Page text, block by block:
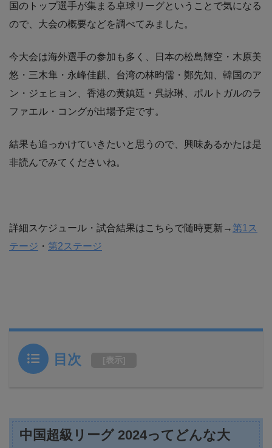
国のトップ選手が集まる卓球リーグということで気になる
ので、大会の概要などを調べてみました。
今大会は海外選手の参加も多く、日本の松島輝空・木原美
悠・三木隼・永峰佳麒、台湾の林昀儒・鄭先知、韓国のア
ン・ジェヒョン、香港の黄鎮廷・呉詠琳、ポルトガルのラ
ファエル・コングが出場予定です。
結果も追っかけていきたいと思うので、興味あるかたは是
非読んでみてくださいね。
詳細スケジュール・試合結果はこちらで随時更新→第1ス
テージ ・ 第2ステージ
目次 [表示]
中国超級リーグ 2024ってどんな大